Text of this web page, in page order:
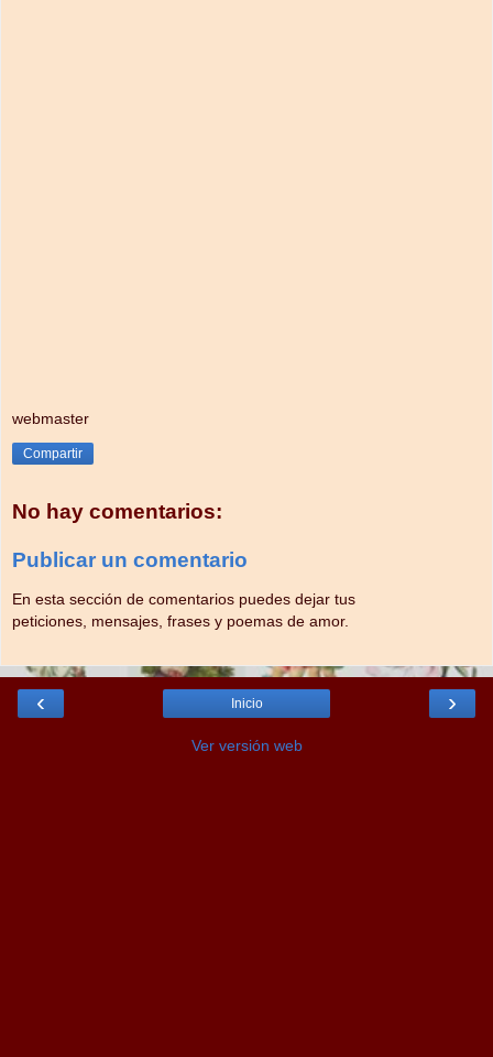
webmaster
Compartir
No hay comentarios:
Publicar un comentario
En esta sección de comentarios puedes dejar tus
peticiones, mensajes, frases y poemas de amor.
‹ ›
Inicio
Ver versión web